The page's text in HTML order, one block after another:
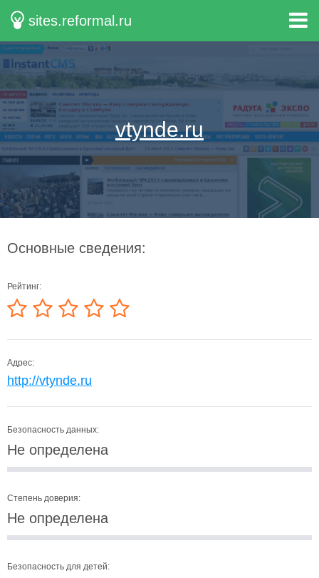
sites.reformal.ru
vtynde.ru
Основные сведения:
Рейтинг:
Адрес:
http://vtynde.ru
Безопасность данных:
Не определена
Степень доверия:
Не определена
Безопасность для детей: